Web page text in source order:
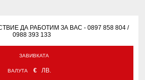
ДА РАБОТИМ ЗА ВАС - 0897 858 804 /
0988 393 133
ЗАВИВКАТА
ВАЛУТА € ЛВ.